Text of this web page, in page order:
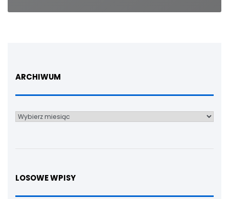
ARCHIWUM
Archiwum
LOSOWE WPISY